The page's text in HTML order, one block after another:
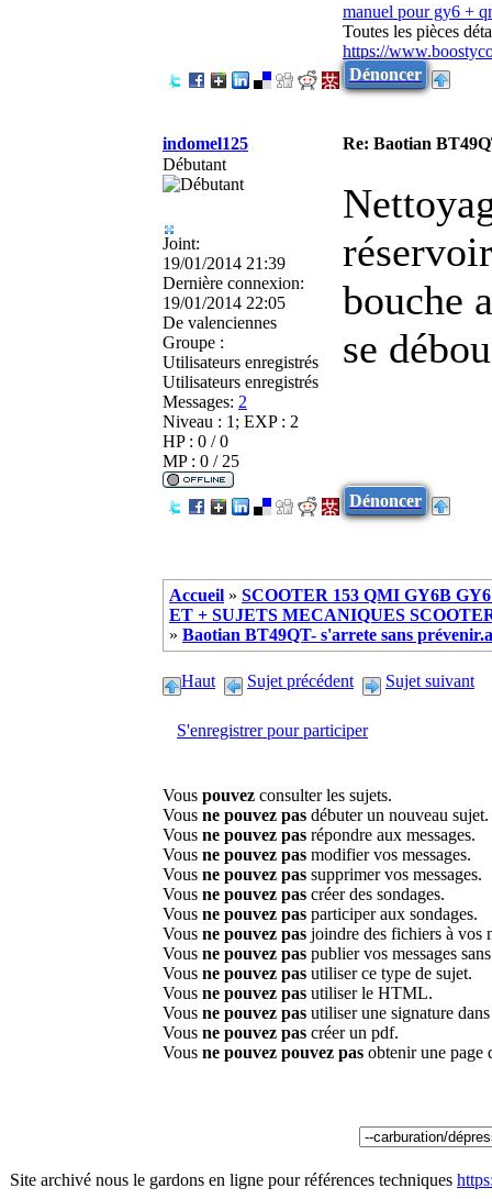
manuel pour gy6 +
Toutes les pièces
https://
Dénoncer
indomel125
Re: Baotian
Débutant
Joint:
19/01/2014 21:39
Dernière connexion:
19/01/2014 22:05
De valenciennes
Groupe :
Utilisateurs enregistrés
Utilisateurs enregistrés
Messages: 2
Niveau : 1; EXP : 2
HP : 0 / 0
MP : 0 / 25
bouche
se
Dénoncer
Accueil » SCOOTER 153 QMI GY6B
ET + SUJETS MECANIQUES
» Baotian BT49QT- s'arrete sans
Haut Sujet précédent Sujet suivant
S'enregistrer pour participer
Vous pouvez consulter les sujets.
Vous ne pouvez pas débuter un nouveau sujet.
Vous ne pouvez pas répondre aux messages.
Vous ne pouvez pas modifier vos messages.
Vous ne pouvez pas supprimer vos messages.
Vous ne pouvez pas créer des sondages.
Vous ne pouvez pas participer aux sondages.
Vous ne pouvez pas joindre des fichiers à vos
Vous ne pouvez pas publier vos messages
Vous ne pouvez pas utiliser ce type de sujet.
Vous ne pouvez pas utiliser le HTML.
Vous ne pouvez pas utiliser une signature
Vous ne pouvez pas créer un pdf.
Vous ne pouvez pouvez pas obtenir une page
Site archivé nous le gardons en ligne pour références techniques